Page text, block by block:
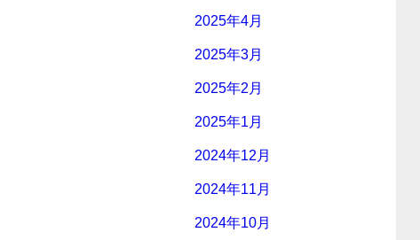
2025年4月
2025年3月
2025年2月
2025年1月
2024年12月
2024年11月
2024年10月